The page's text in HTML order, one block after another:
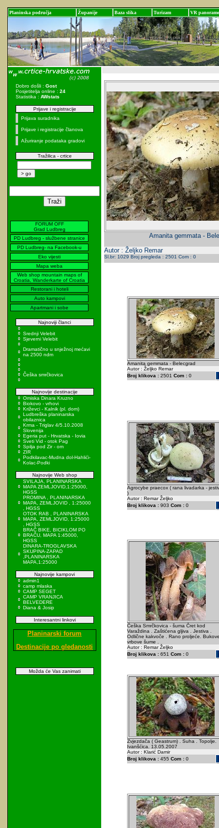
Planinska područja Županije Baza slika Turizam VR panorame
Dobro došli : Gost
Posjetitelja online : 24
Statistika : AWstats
Prijave i registracije
Prijava suradnika
Prijave i registracije članova
Ažuriranje podataka gradovi
Tražilica - crtice
FORUM OFF
Grad Ludbreg
PD Ludbreg - službene stranice
PD Ludbreg- na Facebook-u
Eko vijesti
Mapa weba
Web shop mountain maps of
Croatia, Wanderkarte of Croatia
Restorani i hoteli
Auto kampovi
Apartmani i sobe
Najnoviji članci
Srednji Velebit
Sjeverni Velebit
Dramatično u snježnoj mećavi
na 2500 ndm
Češka smrčkovica
Najnovije destinacije
Omiska Dinara Kruzno
Biokovo - vrhovi
Križevci - Kalnik (pl. dom)
Ludbreška planinarska
obilaznica
Krma - Triglav 4/5.10.2008
Slovenija
Egeria put - Hrvatska - Iovia
Sveti Vid - otok Pag
Spilja pod Zir - om
ZIR
Podkilavac-Mudna dol-Hahlići-
Kolac-Podki
Najnovije Web shop
SVILAJA, PLANINARSKA
MAPA ZEMLJOVID,1:25000,
HGSS
PROMINA , PLANINARSKA
MAPA, ZEMLJOVID , 1:25000
, HGSS
OTOK RAB , PLANINARSKA
MAPA, ZEMLJOVID, 1:25000
, HGSS
BRAČ BIKE, BICIKLOM PO
BRAČU, MAPA 1:45000,
HGSS
DINARA-TROGLAVSKA
SKUPINA-ZAPAD
,PLANINARSKA
MAPA,1:25000
Najnovije kampovi
admin1
camp mlaska
CAMP SEGET
CAMP VRANJICA
BELVEDERE
Diana & Josip
Interesantni linkovi
Planinarski forum
Destinacije po gledanosti
Možda će Vas zanimati
Amanita gemmata -
Autor : Željko Remar
Sl.br: 1029 Broj pregleda : 2501 Com : 0
Amanita gemmata - Belecgrad
Autor : Željko Remar
Broj klikova :2501 Com :0
Agrocybe praecox ( rana livadarka -
)
Autor : Remar Željko
Broj klikova :903 Com :0
Češka Smrčkovica - šuma Čret kod
Varaždina . Zaštićena gljiva . Jestiva .
Odlične kakvoče . Rano proljeće.
vrbove šume .
Autor : Remar Željko
Broj klikova :651 Com :0
Zvjezdača ( Geastrum) . Suha . Topolje.
Ivanšćica. 13.05.2007
Autor : Klarić Damir
Broj klikova :455 Com :0